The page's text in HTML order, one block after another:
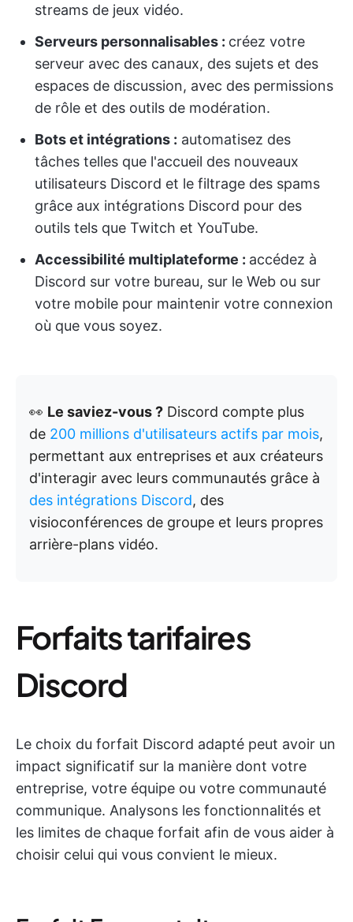
streams de jeux vidéo.
Serveurs personnalisables : créez votre
serveur avec des canaux, des sujets et des
espaces de discussion, avec des permissions
de rôle et des outils de modération.
Bots et intégrations : automatisez des
tâches telles que l'accueil des nouveaux
utilisateurs Discord et le filtrage des spams
grâce aux intégrations Discord pour des
outils tels que Twitch et YouTube.
Accessibilité multiplateforme : accédez à
Discord sur votre bureau, sur le Web ou sur
votre mobile pour maintenir votre connexion
où que vous soyez.
👀 Le saviez-vous ? Discord compte plus
de 200 millions d'utilisateurs actifs par mois,
permettant aux entreprises et aux créateurs
d'interagir avec leurs communautés grâce à
des intégrations Discord, des
visioconférences de groupe et leurs propres
arrière-plans vidéo.
Forfaits tarifaires
Discord
Le choix du forfait Discord adapté peut avoir un
impact significatif sur la manière dont votre
entreprise, votre équipe ou votre communauté
communique. Analysons les fonctionnalités et
les limites de chaque forfait afin de vous aider à
choisir celui qui vous convient le mieux.